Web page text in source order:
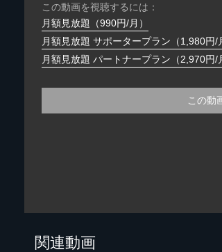
この動画を視聴するには：
月額見放題（990円/月）
月額見放題 サポータープラン（1,980円/
月額見放題 パートナープラン（2,970円/
この動
関連動画